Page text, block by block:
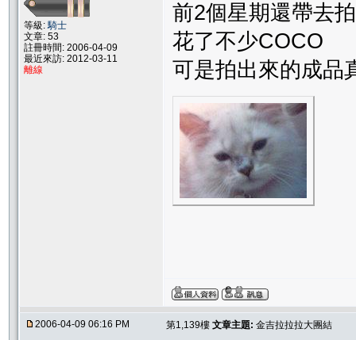
等級:騎士
文章: 53
註冊時間: 2006-04-09
最近來訪: 2012-03-11
離線
前2個星期還帶去
花了不少COCO
可是拍出來的成品
2006-04-09 06:16 PM 第1,139樓 文章主題: 金吉拉拉拉大團結